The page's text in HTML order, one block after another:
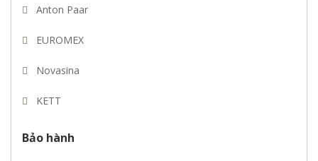
Anton Paar
EUROMEX
Novasina
KETT
Mettler toledo
Bảo hành